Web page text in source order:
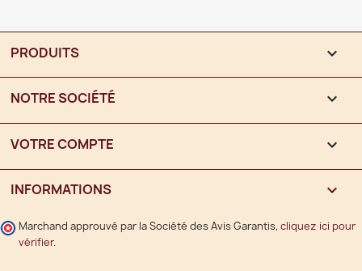
PRODUITS 
NOTRE SOCIÉTÉ 
VOTRE COMPTE 
INFORMATIONS keyboard_arrow_down
Marchand approuvé par la Société des Avis Garantis, cliquez ici pour
vérifier.